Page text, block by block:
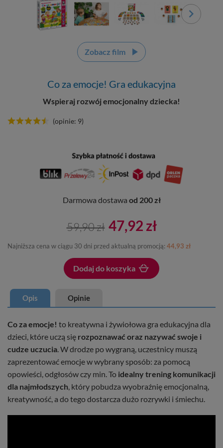
Zobacz film
Co za emocje! Gra edukacyjna
Wspieraj rozwój emocjonalny dziecka!
(opinie: 9)
Darmowa dostawa od 200 zł
59,90 zł 47,92 zł
Najniższa cena w ciągu 30 dni przed aktualną promocją: 44,93 zł
Dodaj do koszyka
Opis Opinie
Co za emocje! to kreatywna i żywiołowa gra edukacyjna dla
dzieci, które uczą się rozpoznawać oraz nazywać swoje i
cudze uczucia . W drodze po wygraną, uczestnicy muszą
zaprezentować emocje w wybrany sposób: za pomocą
opowieści, odgłosów czy min. To idealny trening komunikacji
dla najmłodszych , który pobudza wyobraźnię emocjonalną,
kreatywność, a do tego dostarcza dużo rozrywki i śmiechu.